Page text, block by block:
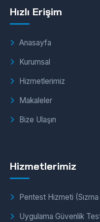
Hızlı Erişim
Anasayfa
Kurumsal
Hizmetlerimiz
Makaleler
Bize Ulaşın
Hizmetlerimiz
Pentest Hizmeti
Uygulama Güvenlik